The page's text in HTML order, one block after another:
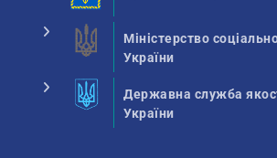
Міністерство
України
Державна служба
України